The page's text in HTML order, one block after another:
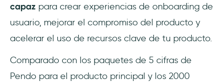
capaz para crear experiencias de onboarding de
usuario, mejorar el compromiso del producto y
acelerar el uso de recursos clave de tu producto.
Comparado con los paquetes de 5 cifras de
Pendo para el producto principal y los 2000